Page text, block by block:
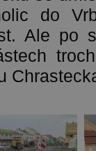
do
Ale po